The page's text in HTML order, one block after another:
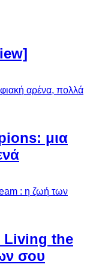
μια
Living the
σου